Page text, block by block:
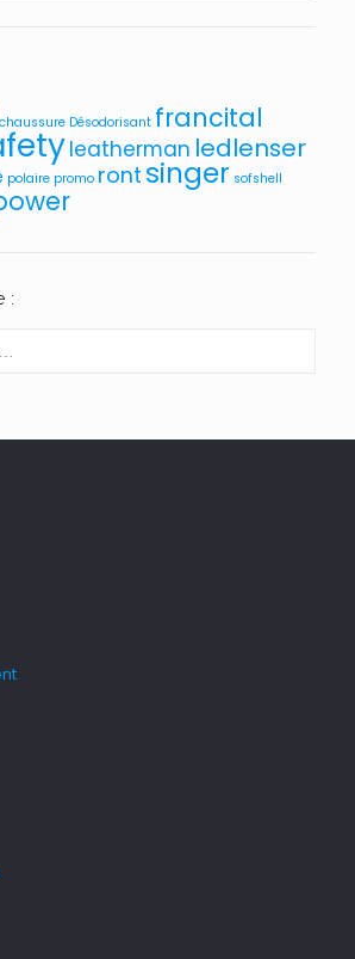
chaussure Désodorisant francital
leatherman ledlenser
polaire promo ront singer sofshell
: